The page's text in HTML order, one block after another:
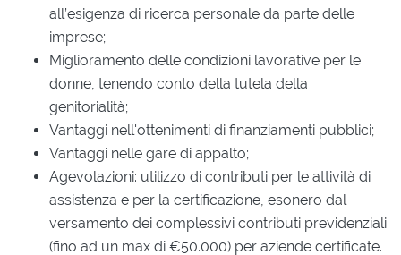
all’esigenza di ricerca personale da parte delle
imprese;
Miglioramento delle condizioni lavorative per le
donne, tenendo conto della tutela della
genitorialità;
Vantaggi nell'ottenimenti di finanziamenti pubblici;
Vantaggi nelle gare di appalto;
Agevolazioni: utilizzo di contributi per le attività di
assistenza e per la certificazione, esonero dal
versamento dei complessivi contributi previdenziali
(fino ad un max di €50.000) per aziende certificate.